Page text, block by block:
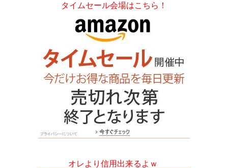
タイムセール会場はこちら！
オレより信用出来るよｗ